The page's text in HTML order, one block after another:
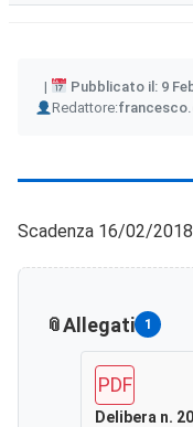
Pubblicato il: 9
Redattore:
Author
Scadenza 16/02/2018
Allegati 1
PDF
Delibera n.